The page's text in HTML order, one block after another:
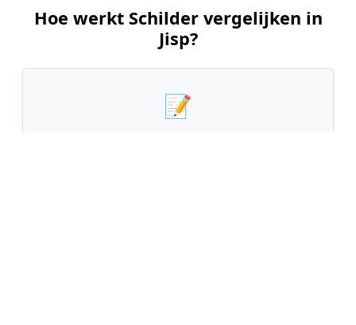
Hoe werkt Schilder vergelijken in
Jisp?
📝